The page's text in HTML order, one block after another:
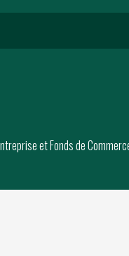
et Fonds de